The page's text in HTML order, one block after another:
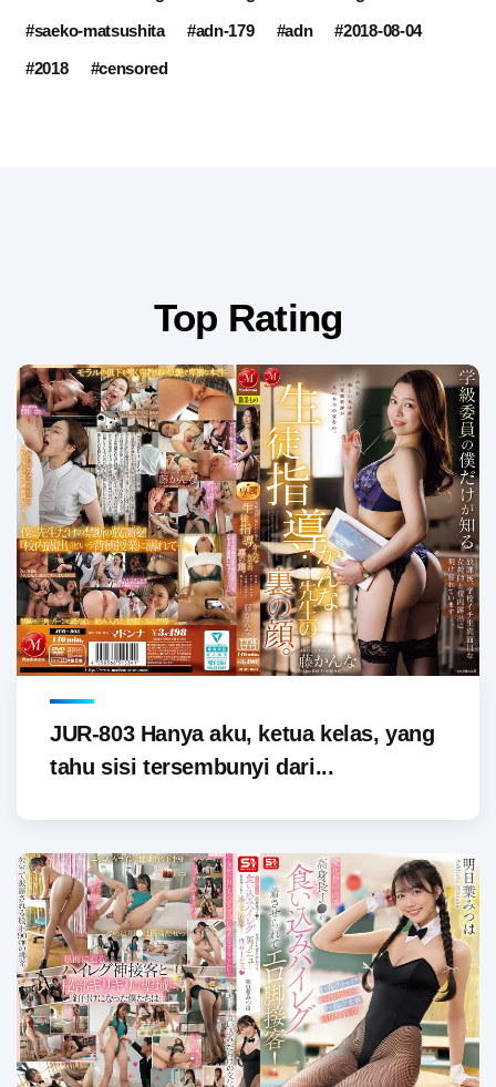
#saeko-matsushita
#adn-179 #adn
#2018-08-04
#2018
#censored
Top Rating
JUR-803 Hanya aku, ketua kelas, yang
tahu sisi tersembunyi dari...